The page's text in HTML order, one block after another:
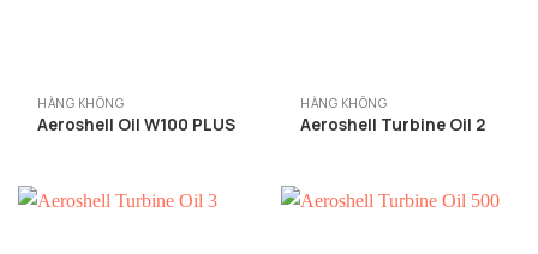
HÀNG KHÔNG
Aeroshell Oil W100 PLUS
HÀNG KHÔNG
Aeroshell Turbine Oil 2